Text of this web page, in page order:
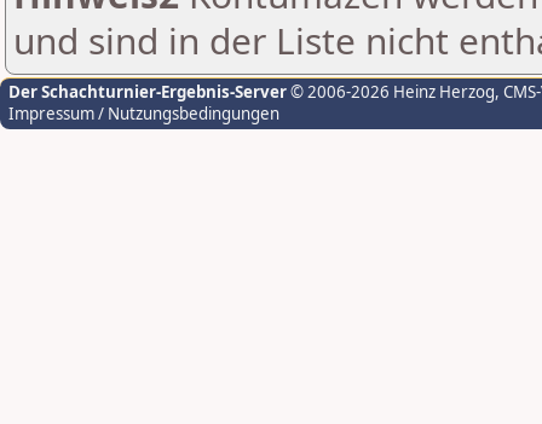
und sind in der Liste nicht
Der Schachturnier-Ergebnis-Server© 2006-2026 Heinz Herzog,
Impressum / Nutzungsbedingungen